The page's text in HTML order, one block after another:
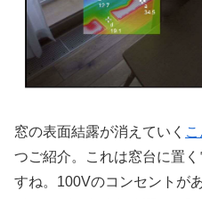
窓の表面結露が消えていく
つご紹介。これは窓台に置
すね。100Vのコンセントが